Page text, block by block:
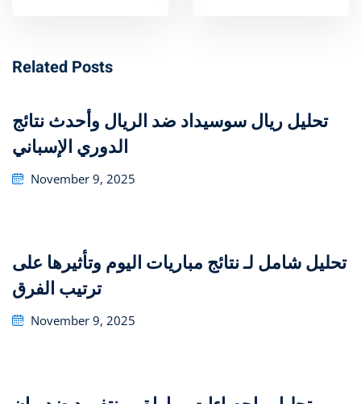
Related Posts
تحليل ريال سوسيداد ضد الريال وأحدث نتائج
الدوري الإسباني
Posted
November 9, 2025
تحليل شامل لـ نتائج مباريات اليوم وتأثيرها على
ترتيب الفرق
Posted
November 9, 2025